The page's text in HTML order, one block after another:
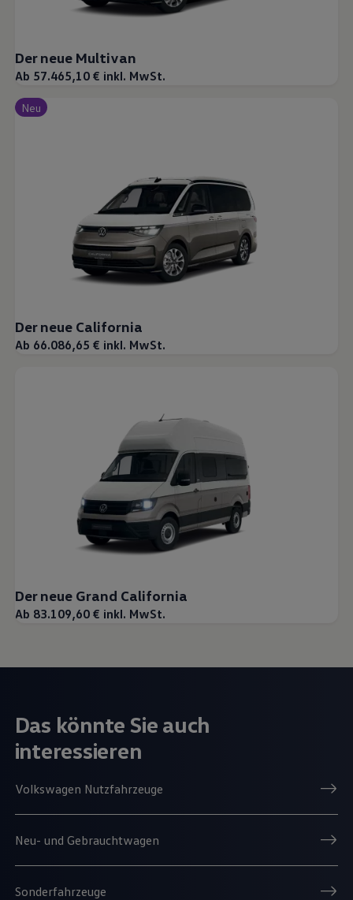
Der neue Multivan
Ab 57.465,10 € inkl. MwSt.
Neu
Der neue California
Ab 66.086,65 € inkl. MwSt.
Der neue Grand California
Ab 83.109,60 € inkl. MwSt.
Das könnte Sie auch
interessieren
Volkswagen Nutzfahrzeuge
Neu- und Gebrauchtwagen
Sonderfahrzeuge